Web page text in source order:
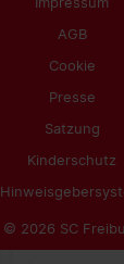
AGB
Cookie
Presse
Satzung
Kinderschutz
© 2026 SC